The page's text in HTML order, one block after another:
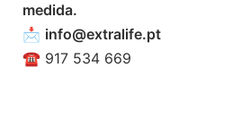
medida.
📩 info@extralife.pt
☎️ 917 534 669